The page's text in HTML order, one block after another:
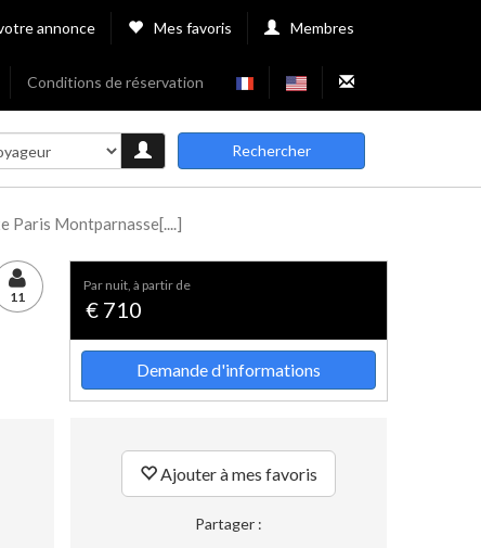
annonce Mes favoris Membres
Conditions de réservation
Rechercher
Paris Montparnasse[....]
11
par nuit, à partir de
€ 710
Demande d'informations
Ajouter à mes favoris
Partager :